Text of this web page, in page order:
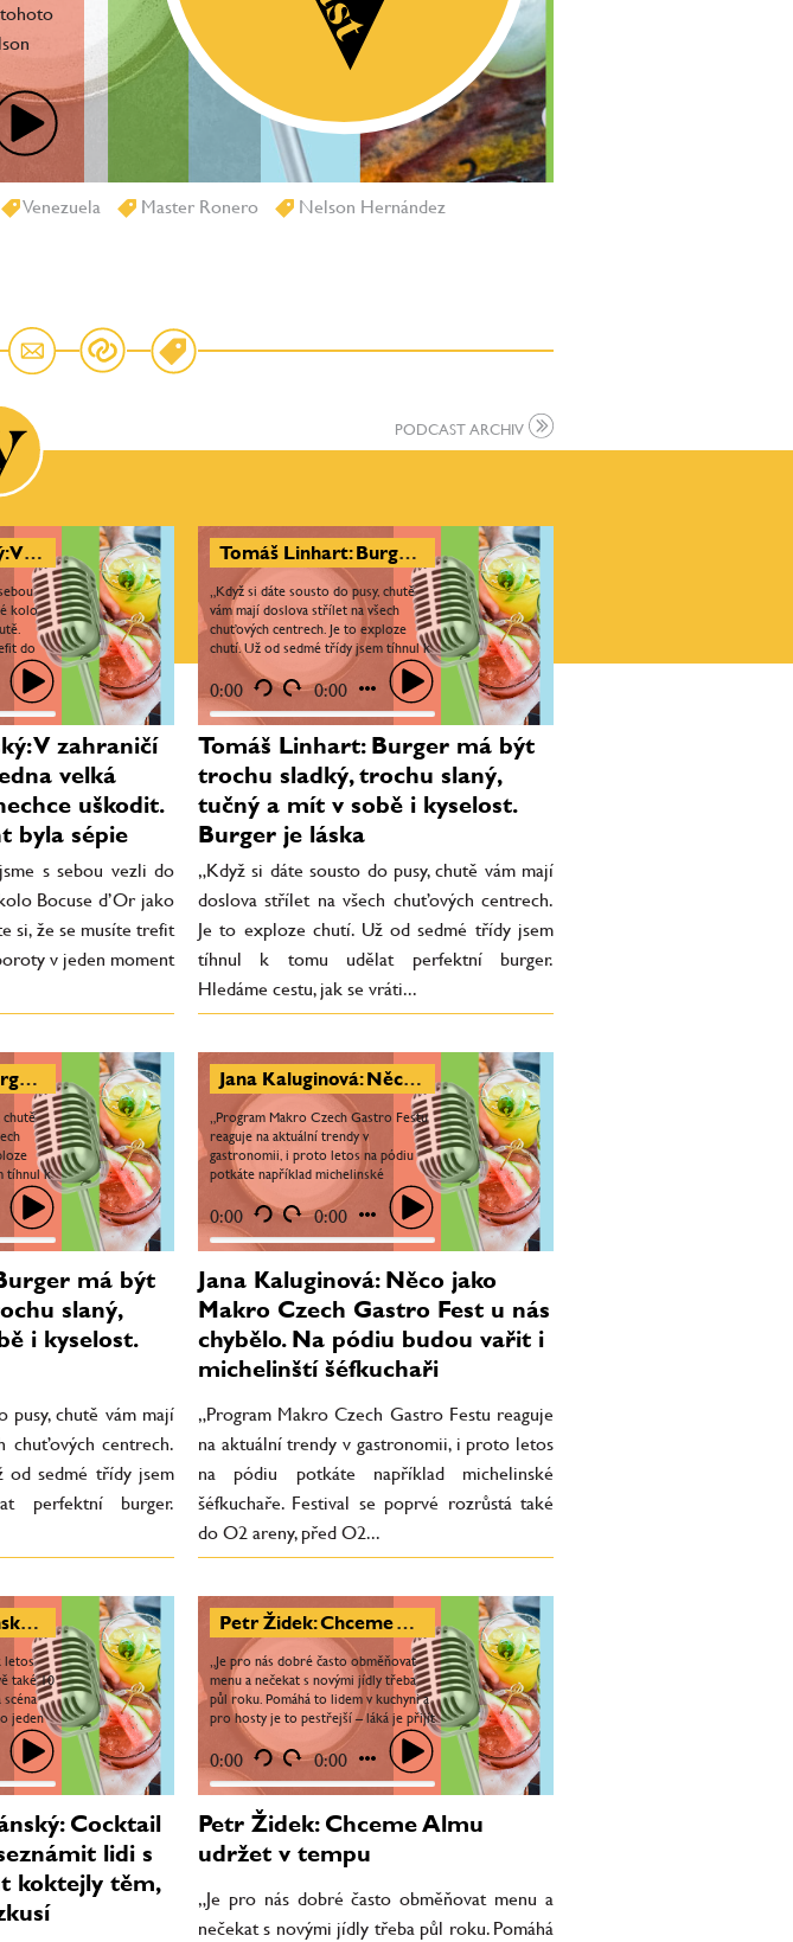
tohoto
Venezuela Master Ronero
Nelson Hernández
PODCAST ARCHIV
Dominik Unčovský: V zahraničí je Bocuse d’Or jedna velká rodina, nikdo ti nechce uškodit. Nejtěžší moment byla sépie
kolo
do
V zahraničí
velká
uškodit.
byla sépie
s sebou vezli do
Bocuse d’Or jako
si, že se musíte trefit
v jeden moment
Tomáš Linhart: Burger má být trochu sladký, trochu slaný, tučný a mít v sobě i kyselost. Burger je láska
„Když si dáte sousto do pusy, chutě
vám mají doslova střílet na všech
chuťových centrech. Je to exploze
chutí. Už od sedmé třídy jsem tíhnul k
tomu udělat perfektní burger.
Hledáme cestu, jak se vráti...
0:00 0:00
Tomáš Linhart: Burger má být
trochu sladký, trochu slaný,
tučný a mít v sobě i kyselost.
Burger je láska
„Když si dáte sousto do pusy, chutě vám mají
doslova střílet na všech chuťových centrech.
Je to exploze chutí. Už od sedmé třídy jsem
tíhnul k tomu udělat perfektní burger.
Hledáme cestu, jak se vráti...
Tomáš Linhart: Burger má být trochu sladký, trochu slaný, tučný a mít v sobě i kyselost. Burger je láska
chutě
tíhnul k
má být
slaný,
i kyselost.
pusy, chutě vám mají
chuťových centrech.
od sedmé třídy jsem
perfektní burger.
Jana Kaluginová: Něco jako Makro Czech Gastro Fest u nás chybělo. Na pódiu budou vařit i michelinští šéfkuchaři
„Program Makro Czech Gastro Festu
reaguje na aktuální trendy v
gastronomii, i proto letos na pódiu
potkáte například michelinské
šéfkuchaře. Festival se poprvé
rozrůstá také do O2 areny, před O2...
0:00 0:00
Jana Kaluginová: Něco jako
Makro Czech Gastro Fest u nás
chybělo. Na pódiu budou vařit i
michelinští šéfkuchaři
„Program Makro Czech Gastro Festu reaguje
na aktuální trendy v gastronomii, i proto letos
na pódiu potkáte například michelinské
šéfkuchaře. Festival se poprvé rozrůstá také
do O2 areny, před O2...
David a Filip Stránský: Cocktail Week má za cíl seznámit lidi s bary a nabídnout koktejly těm, kdo je běžně nezkusí
letos
také 10
jeden
celé
Cocktail
lidi s
koktejly těm,
Petr Židek: Chceme Almu udržet v tempu
„Je pro nás dobré často obměňovat
menu a nečekat s novými jídly třeba
půl roku. Pomáhá to lidem v kuchyni a
pro hosty je to pestřejší – láká je přijít
znovu a pokaždé si dát něco jiného.
Největší...
0:00 0:00
Petr Židek: Chceme Almu
udržet v tempu
„Je pro nás dobré často obměňovat menu a
nečekat s novými jídly třeba půl roku. Pomáhá